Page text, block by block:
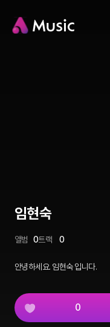
임현숙
앨범 0트랙 0
안녕하세요. 임현숙 입니다.
0